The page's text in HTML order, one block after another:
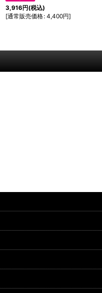
3,916円(税込)
[通常販売価格: 4,400円]